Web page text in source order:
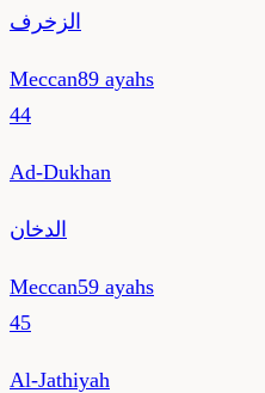
الزخرف
Meccan89 ayahs
44
Ad-Dukhan
الدخان
Meccan59 ayahs
45
Al-Jathiyah